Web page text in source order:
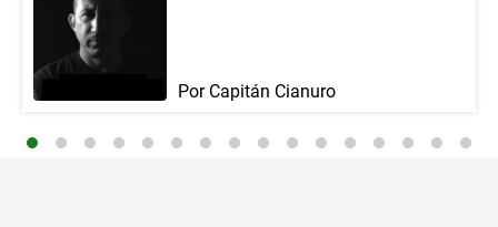
Por Capitán Cianuro